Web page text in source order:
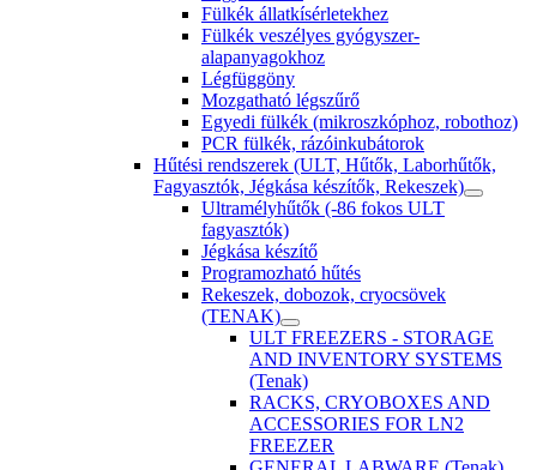
Fülkék állatkísérletekhez
Fülkék veszélyes gyógyszer-
alapanyagokhoz
Légfüggöny
Mozgatható légszűrő
Egyedi fülkék (mikroszkóphoz, robothoz)
PCR fülkék, rázóinkubátorok
Hűtési rendszerek (ULT, Hűtők, Laborhűtők,
Fagyasztók, Jégkása készítők, Rekeszek)
Ultramélyhűtők (-86 fokos ULT
fagyasztók)
Jégkása készítő
Programozható hűtés
Rekeszek, dobozok, cryocsövek
(TENAK)
ULT FREEZERS - STORAGE
AND INVENTORY SYSTEMS
(Tenak)
RACKS, CRYOBOXES AND
ACCESSORIES FOR LN2
FREEZER